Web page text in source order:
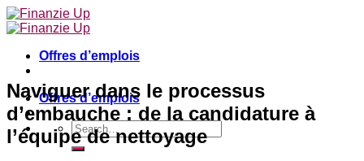
Skip
to
Offres d’emplois
Offres d’emplois
Naviguer dans le processus
d’embauche : de la candidature à
l’équipe de nettoyage